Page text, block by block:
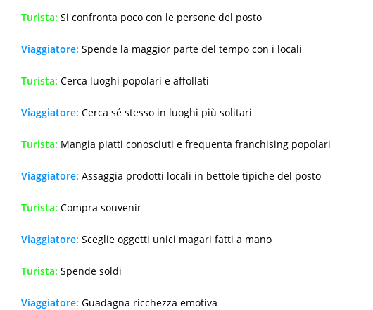
Turista: Si confronta poco con le persone del posto
Viaggiatore: Spende la maggior parte del tempo con i locali
Turista: Cerca luoghi popolari e affollati
Viaggiatore: Cerca sé stesso in luoghi più solitari
Turista: Mangia piatti conosciuti e frequenta franchising popolari
Viaggiatore: Assaggia prodotti locali in bettole tipiche del posto
Turista: Compra souvenir
Viaggiatore: Sceglie oggetti unici magari fatti a mano
Turista: Spende soldi
Viaggiatore: Guadagna ricchezza emotiva